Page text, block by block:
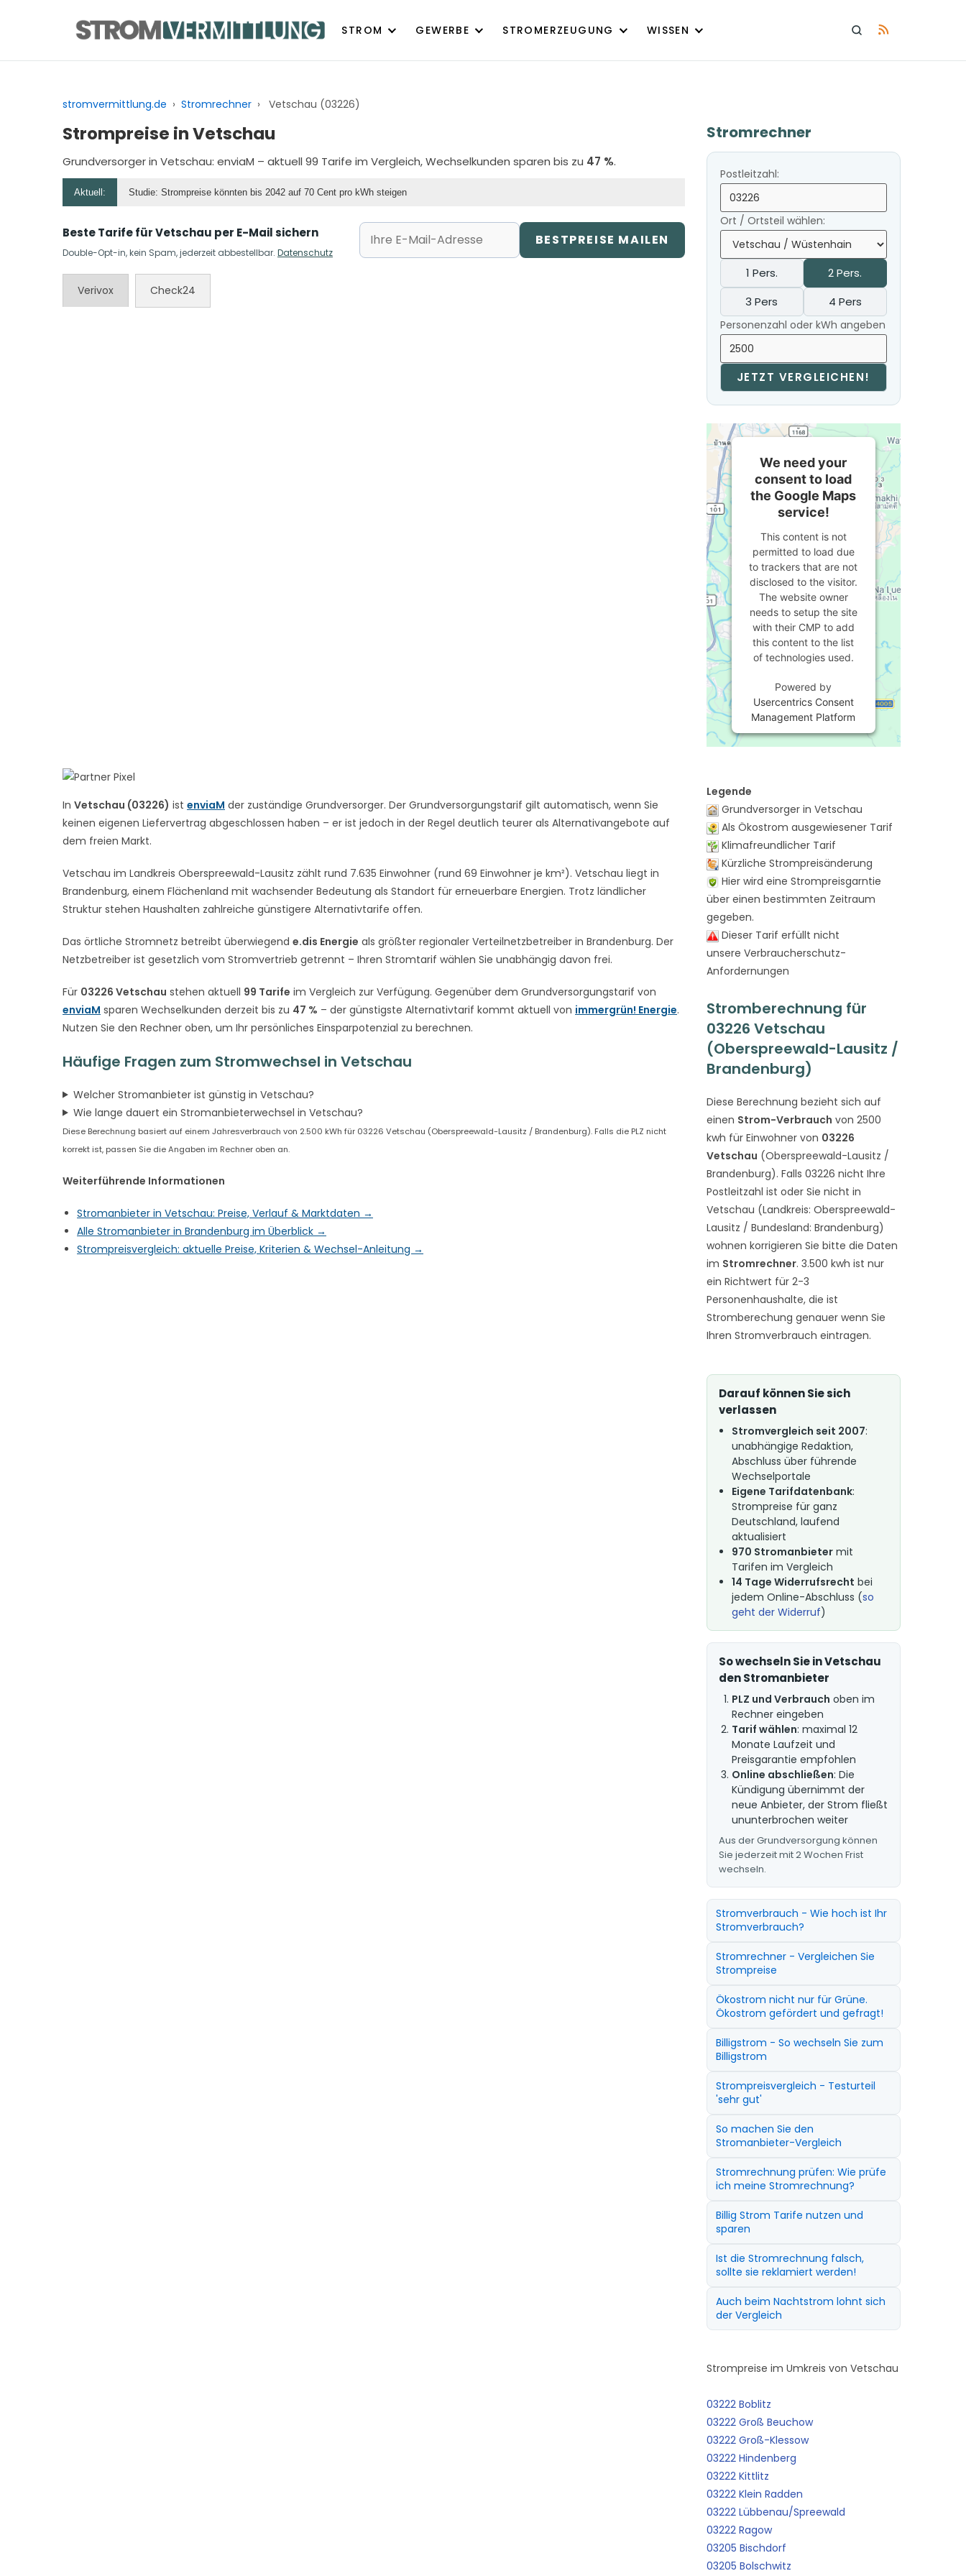
STROM GEWERBE STROMERZEUGUNG WISSEN
stromvermittlung.de › Stromrechner › Vetschau (03226)
Strompreise in Vetschau
Grundversorger in Vetschau: enviaM – aktuell 99 Tarife im Vergleich, Wechselkunden sparen bis zu 47 %.
In Vetschau (03226) ist enviaM der zuständige Grundversorger. Der Grundversorgungstarif gilt automatisch, wenn Sie
keinen eigenen Liefervertrag abgeschlossen haben – er ist jedoch in der Regel deutlich teurer als Alternativangebote auf
dem freien Markt.
Vetschau im Landkreis Oberspreewald-Lausitz zählt rund 7.635 Einwohner (rund 69 Einwohner je km²). Vetschau liegt in
Brandenburg, einem Flächenland mit wachsender Bedeutung als Standort für erneuerbare Energien. Trotz ländlicher
Struktur stehen Haushalten zahlreiche günstigere Alternativtarife offen.
Das örtliche Stromnetz betreibt überwiegend e.dis Energie als größter regionaler Verteilnetzbetreiber in Brandenburg. Der
Netzbetreiber ist gesetzlich vom Stromvertrieb getrennt – Ihren Stromtarif wählen Sie unabhängig davon frei.
Für 03226 Vetschau stehen aktuell 99 Tarife im Vergleich zur Verfügung. Gegenüber dem Grundversorgungstarif von
enviaM sparen Wechselkunden derzeit bis zu 47 % – der günstigste Alternativtarif kommt aktuell von immergrün! Energie.
Nutzen Sie den Rechner oben, um Ihr persönliches Einsparpotenzial zu berechnen.
Häufige Fragen zum Stromwechsel in Vetschau
Welcher Stromanbieter ist günstig in Vetschau?
Wie lange dauert ein Stromanbieterwechsel in Vetschau?
Diese Berechnung basiert auf einem Jahresverbrauch von 2.500 kWh für 03226 Vetschau (Oberspreewald-Lausitz / Brandenburg). Falls die PLZ nicht
korrekt ist, passen Sie die Angaben im Rechner oben an.
Weiterführende Informationen
Stromanbieter in Vetschau: Preise, Verlauf & Marktdaten →
Alle Stromanbieter in Brandenburg im Überblick →
Strompreisvergleich: aktuelle Preise, Kriterien & Wechsel-Anleitung →
Aktuell: Studie: Strompreise könnten bis 2042 auf 70 Cent pro kWh steigen
Beste Tarife für Vetschau per E-Mail sichern
Double-Opt-in, kein Spam, jederzeit abbestellbar. Datenschutz
BESTPREISE MAILEN
Verivox Check24
Stromrechner
Postleitzahl:
Ort / Ortsteil wählen:
1 Pers.
2 Pers.
3 Pers
4 Pers
Personenzahl oder kWh angeben
JETZT VERGLEICHEN!
We need your
consent to load
the Google Maps
service!
This content is not
permitted to load due
to trackers that are not
disclosed to the visitor.
The website owner
needs to setup the site
with their CMP to add
this content to the list
of technologies used.
Powered by
Usercentrics Consent
Management Platform
Legende
Grundversorger in Vetschau
Als Ökostrom ausgewiesener Tarif
Klimafreundlicher Tarif
Kürzliche Strompreisänderung
Hier wird eine Strompreisgarntie
über einen bestimmten Zeitraum
gegeben.
Dieser Tarif erfüllt nicht
unsere Verbraucherschutz-
Anfordernungen
Stromberechnung für
03226 Vetschau
(Oberspreewald-Lausitz /
Brandenburg)
Diese Berechnung bezieht sich auf
einen Strom-Verbrauch von 2500
kwh für Einwohner von 03226
Vetschau (Oberspreewald-Lausitz /
Brandenburg). Falls 03226 nicht Ihre
Postleitzahl ist oder Sie nicht in
Vetschau (Landkreis: Oberspreewald-
Lausitz / Bundesland: Brandenburg)
wohnen korrigieren Sie bitte die Daten
im Stromrechner. 3.500 kwh ist nur
ein Richtwert für 2-3
Personenhaushalte, die ist
Stromberechung genauer wenn Sie
Ihren Stromverbrauch eintragen.
Darauf können Sie sich
verlassen
Stromvergleich seit 2007:
unabhängige Redaktion,
Abschluss über führende
Wechselportale
Eigene Tarifdatenbank:
Strompreise für ganz
Deutschland, laufend
aktualisiert
970 Stromanbietermit
Tarifen im Vergleich
14 Tage Widerrufsrecht bei
jedem Online-Abschluss (so
geht der Widerruf)
So wechseln Sie in Vetschau
den Stromanbieter
PLZ und Verbrauch oben im
Rechner eingeben
Tarif wählen: maximal 12
Monate Laufzeit und
Preisgarantie empfohlen
Online abschließen: Die
Kündigung übernimmt der
neue Anbieter, der Strom fließt
ununterbrochen weiter
Aus der Grundversorgung können
Sie jederzeit mit 2 Wochen Frist
wechseln.
Stromverbrauch - Wie hoch ist Ihr
Stromverbrauch?
Stromrechner - Vergleichen Sie
Strompreise
Ökostrom nicht nur für Grüne.
Ökostrom gefördert und gefragt!
Billigstrom - So wechseln Sie zum
Billigstrom
Strompreisvergleich - Testurteil
'sehr gut'
So machen Sie den
Stromanbieter-Vergleich
Stromrechnung prüfen: Wie prüfe
ich meine Stromrechnung?
Billig Strom Tarife nutzen und
sparen
Ist die Stromrechnung falsch,
sollte sie reklamiert werden!
Auch beim Nachtstrom lohnt sich
der Vergleich
Strompreise im Umkreis von Vetschau
03222 Boblitz
03222 Groß Beuchow
03222 Groß-Klessow
03222 Hindenberg
03222 Kittlitz
03222 Klein Radden
03222 Lübbenau/Spreewald
03222 Ragow
03205 Bischdorf
03205 Bolschwitz